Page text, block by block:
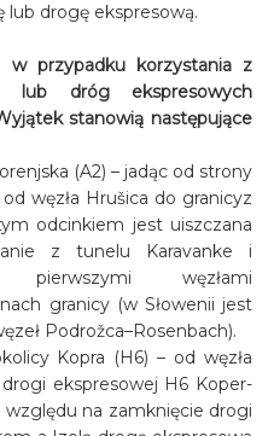
drogę ekspresową.
w przypadku korzystania z
lub dróg ekspresowych
stanowią następujące
(A2) – jadąc od strony
węzła Hrušica do granicyz
odcinkiem jest uiszczana
z tunelu Karavanke i
pierwszymi węzłami
granicy (w Słowenii jest
Podrožca–Rosenbach).
Kopra (H6) – od węzła
ekspresowej H6 Koper-
na zamknięcie drogi